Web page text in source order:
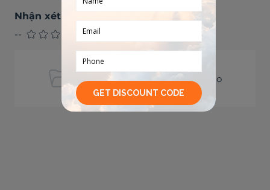
Nhận xét từ khách du lịch
--
Hiện tại không có đánh giá nào